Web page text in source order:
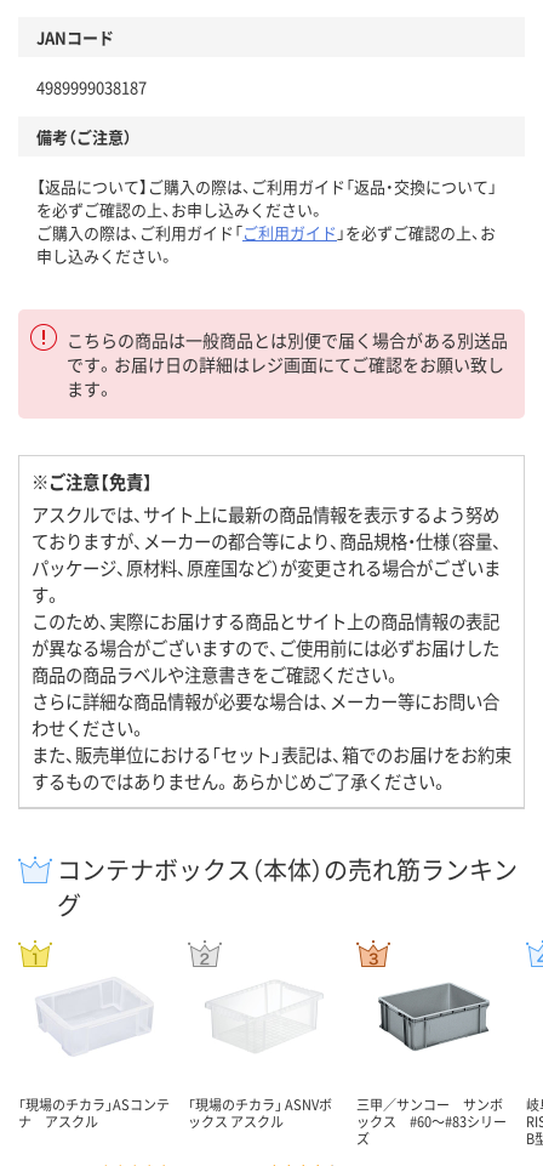
JANコード
4989999038187
備考（ご注意）
【返品について】ご購入の際は、ご利用ガイド「返品・交換について」
を必ずご確認の上、お申し込みください。
ご購入の際は、ご利用ガイド「ご利用ガイド 」を必ずご確認の上、お
申し込みください。
こちらの商品は一般商品とは別便で届く場合がある別送品
です。お届け日の詳細はレジ画面にてご確認をお願い致し
ます。
※ご注意【免責】
アスクルでは、サイト上に最新の商品情報を表示するよう努め
ておりますが、メーカーの都合等により、商品規格・仕様（容量、
パッケージ、原材料、原産国など）が変更される場合がございま
す。
このため、実際にお届けする商品とサイト上の商品情報の表記
が異なる場合がございますので、ご使用前には必ずお届けした
商品の商品ラベルや注意書きをご確認ください。
さらに詳細な商品情報が必要な場合は、メーカー等にお問い合
わせください。
また、販売単位における「セット」表記は、箱でのお届けをお約束
するものではありません。あらかじめご了承ください。
コンテナボックス（本体）の売れ筋ランキン
グ
「現場のチカラ」ASコンテ
ナ アスクル
「現場のチカラ」 ASNVボ
ックス アスクル
三甲／サンコー サンボ
ックス #60～#83シリー
ズ
岐
B